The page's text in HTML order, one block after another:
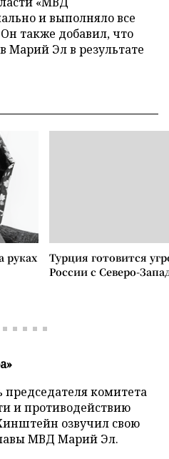
и выполняло все
также добавил, что
Марий Эл в результате
руках
Турция готовится
России с Северо-
комитета
и противодействию
озвучил свою
МВД Марий Эл.